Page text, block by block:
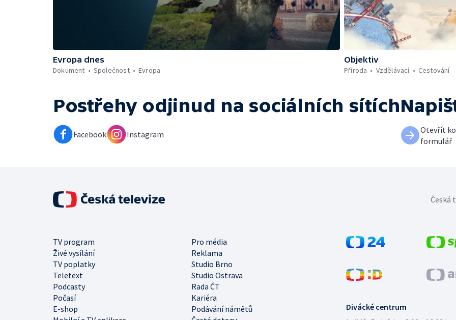
Evropa dnes
Dokument
Společnost Evropa
Objektiv
Příroda
Vzdělávací Cestování
Postřehy odjinud na sociálních sítích
Facebook Instagram
Otevřít
formulář
Divácké centrum
TV program
Pro média
Živé vysílání
Reklama
TV poplatky
Studio Brno
Teletext
Studio Ostrava
Podcasty
Rada ČT
Počasí
Kariéra
E-shop
Podávání námětů
Česká